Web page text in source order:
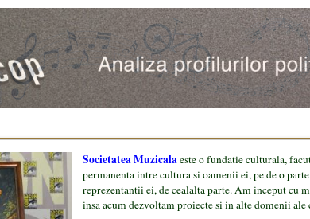
Societatea Muzicalaeste o fundatie culturala,
permanenta intre cultura si oamenii ei, pe de o
reprezentantii ei, de cealalta parte. Am inceput cu
insa acum dezvoltam proiecte si in alte domenii